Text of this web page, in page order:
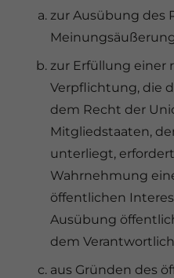
zur Ausübung des
zur Erfüllung einer
Verpflichtung, die
dem Recht der
Mitgliedstaaten,
unterliegt,
Wahrnehmung
öffentlichen
Ausübung
dem
aus Gründen des